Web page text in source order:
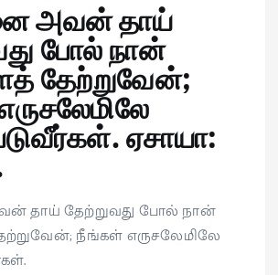
அவன் தாய்
போல் நான்
தேற்றுவேன்;
ஏசாயா:
தாய் தேற்றுவது போல் நான்
நீங்கள் எருசலேமிலே